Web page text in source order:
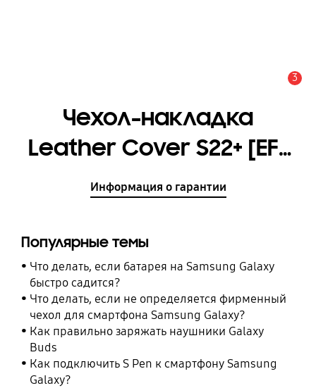
3
Чехол-накладка
Leather Cover S22+ [EF-
VS906LGEGRU]
Информация о гарантии
Популярные темы
Что делать, если батарея на Samsung Galaxy
быстро садится?
Что делать, если не определяется фирменный
чехол для смартфона Samsung Galaxy?
Как правильно заряжать наушники Galaxy
Buds
Как подключить S Pen к смартфону Samsung
Galaxy?